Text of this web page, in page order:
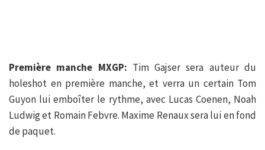
Première manche MXGP: Tim Gajser sera auteur du
holeshot en première manche, et verra un certain Tom
Guyon lui emboîter le rythme, avec Lucas Coenen, Noah
Ludwig et Romain Febvre. Maxime Renaux sera lui en fond
de paquet.